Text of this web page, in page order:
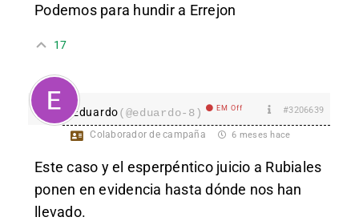
Podemos para hundir a Errejon
17
Eduardo(@eduardo-8) EM Off #3206639
Colaborador de campaña 6 meses hace
Este caso y el esperpéntico juicio a Rubiales
ponen en evidencia hasta dónde nos han
llevado.